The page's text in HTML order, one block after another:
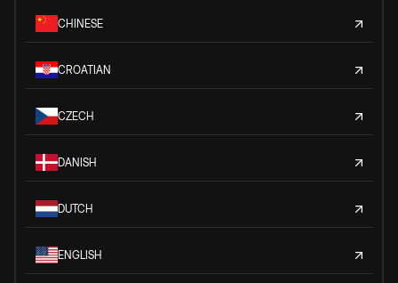
CHINESE
CROATIAN
CZECH
DANISH
DUTCH
ENGLISH